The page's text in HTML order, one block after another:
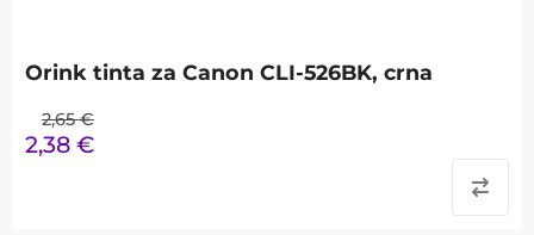
Orink tinta za Canon CLI-526BK, crna
2,65 €
2,38 €